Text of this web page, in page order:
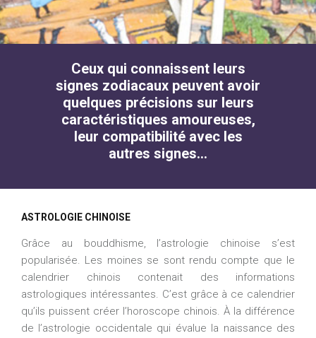
Ceux qui connaissent leurs
signes zodiacaux peuvent avoir
quelques précisions sur leurs
caractéristiques amoureuses,
leur compatibilité avec les
autres signes…
ASTROLOGIE CHINOISE
Grâce au bouddhisme, l’astrologie chinoise s’est
popularisée. Les moines se sont rendu compte que le
calendrier chinois contenait des informations
astrologiques intéressantes. C’est grâce à ce calendrier
qu’ils puissent créer l’horoscope chinois. À la différence
de l’astrologie occidentale qui évalue la naissance des